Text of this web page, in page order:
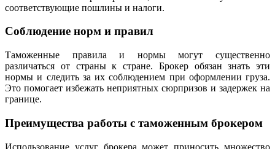
соответствующие пошлины и налоги.
Соблюдение норм и правил
Таможенные правила и нормы могут существенно
различаться от страны к стране. Брокер обязан знать эти
нормы и следить за их соблюдением при оформлении груза.
Это помогает избежать неприятных сюрпризов и задержек на
границе.
Преимущества работы с таможенным брокером
Использование услуг брокера может приносить множество